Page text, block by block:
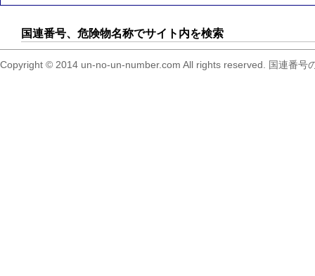
国連番号、危険物名称でサイト内を検索
Copyright © 2014 un-no-un-number.com All rights reserved. 国連番号